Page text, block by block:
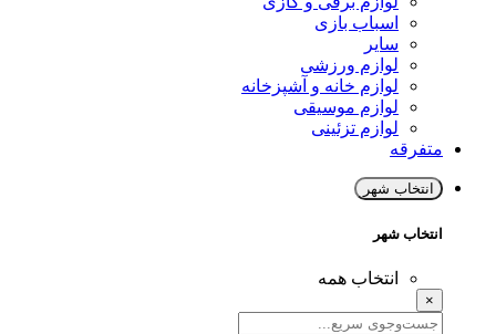
اسباب بازی
سایر
لوازم ورزشی
لوازم خانه و آشپزخانه
لوازم موسیقی
لوازم تزئینی
متفرقه
انتخاب شهر
انتخاب شهر
انتخاب همه
×